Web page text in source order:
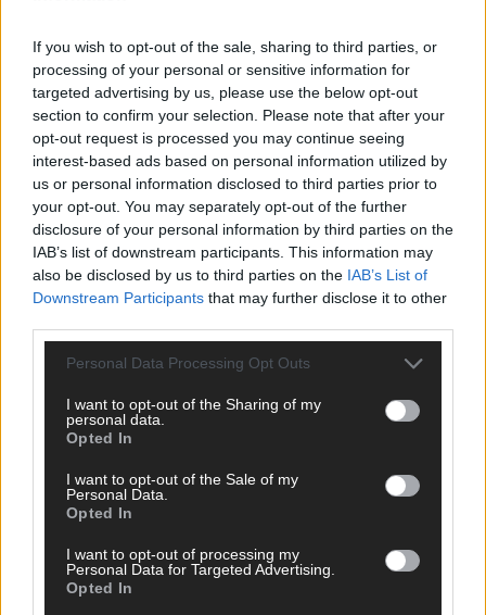
If you wish to opt-out of the sale, sharing to third parties, or
processing of your personal or sensitive information for
targeted advertising by us, please use the below opt-out
section to confirm your selection. Please note that after your
opt-out request is processed you may continue seeing
interest-based ads based on personal information utilized by
us or personal information disclosed to third parties prior to
your opt-out. You may separately opt-out of the further
disclosure of your personal information by third parties on the
IAB’s list of downstream participants. This information may
also be disclosed by us to third parties on the IAB’s List of
Downstream Participants that may further disclose it to other
Personal Data Processing Opt Outs
I want to opt-out of the Sharing of my
personal data.
Opted In
I want to opt-out of the Sale of my
Personal Data.
Opted In
I want to opt-out of processing my
Personal Data for Targeted Advertising.
Opted In
Bulgarien hat gewonnen – aber der ESC 2026
hinterlässt unbeantwortete Fragen
KOMMENTAR
Mai 2026
EUROVISION
ESC-Finale 2026: DARA siegt für Bulgarien – Finnland
enttäuscht, Israel polarisiert
Mai 2026
EUROVISION
ESC 2026 Finale: JJ mit Mozart-Eröffnung, Eurovision-
Allstars und Parov Stelar als Interval Acts
Mai 2026
ESC 2026 Grand Final: Startreihenfolge steht – alle 25 Acts
und wer wann auf die Bühne kommt